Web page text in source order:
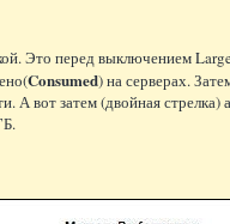
Это перед выключением
Consumed) на серверах.
А вот затем (двойная